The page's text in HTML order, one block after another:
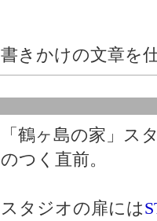
書きかけの文章を
「鶴ヶ島の家」ス
のつく直前。
スタジオの扉には